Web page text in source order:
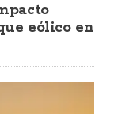
eólico en